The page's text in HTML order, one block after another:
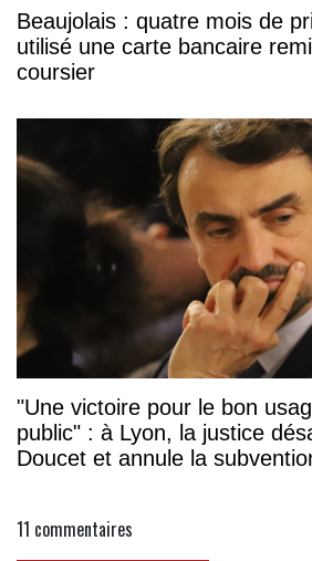
Beaujolais : quatre mois de
utilisé une carte bancaire
coursier
"Une victoire pour le bon
public" : à Lyon, la justice
Doucet et annule la
11 commentaires